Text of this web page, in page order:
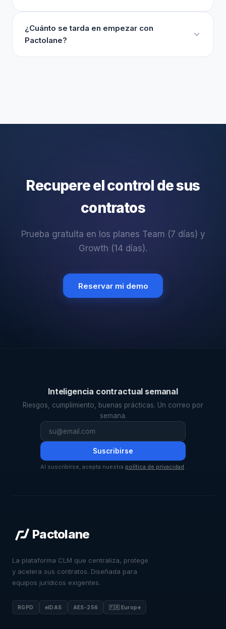
¿Cuánto se tarda en empezar con
Pactolane?
Recupere el control de sus
contratos
Prueba gratuita en los planes Team (7 días) y
Growth (14 días).
Reservar mi demo
Inteligencia contractual semanal
Riesgos, cumplimiento, buenas prácticas. Un correo por
semana.
Suscribirse
Al suscribirse, acepta nuestra política de privacidad.
Pactolane
La plataforma CLM que centraliza, protege
y acelera sus contratos. Diseñada para
equipos jurídicos exigentes.
RGPD eIDAS AES-256 🇫🇷 Europe